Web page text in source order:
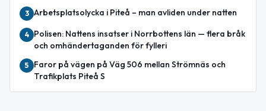
3 Arbetsplatsolycka i Piteå – man avliden under natten
4
Polisen: Nattens insatser i Norrbottens län — flera bråk
och omhändertaganden för fylleri
5
Faror på vägen på Väg 506 mellan Strömnäs och
Trafikplats Piteå S